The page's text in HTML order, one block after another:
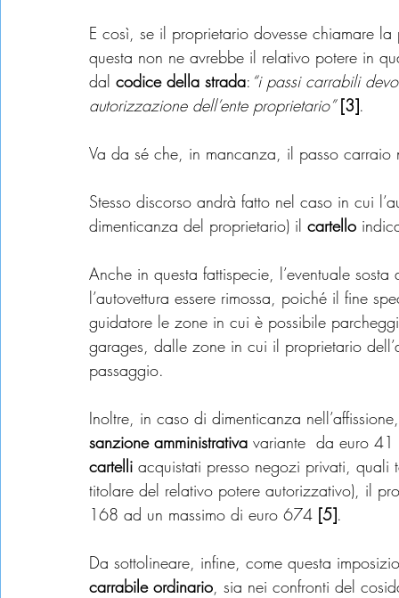
E così, se il proprietario dovesse chiamare
questa non ne avrebbe il relativo potere in
dal codice della strada: “i passi carrabili
autorizzazione dell’ente proprietario” [3].
Va da sé che, in mancanza, il passo carraio
Stesso discorso andrà fatto nel caso in cui
dimenticanza del proprietario) il cartello
Anche in questa fattispecie, l’eventuale
l’autovettura essere rimossa, poiché il fine
guidatore le zone in cui è possibile
garages, dalle zone in cui il proprietario
passaggio.
Inoltre, in caso di dimenticanza
sanzione amministrativa variante  da euro
cartelli acquistati presso negozi privati, quali
titolare del relativo potere autorizzativo), il
168 ad un massimo di euro 674 [5].
Da sottolineare, infine, come questa
carrabile ordinario, sia nei confronti del